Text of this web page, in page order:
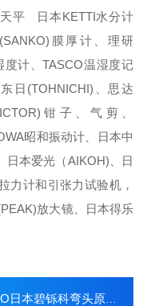
平 日本KETTI水分计
膜厚计、理研
度计、TASCO温湿度记
日(TOHNICHI)、思达
钳子、气剪、
昭和振动计、日本中
日本爱光（AIKOH)、日
力计和引张力试验机，
放大镜、日本得乐
弯头原装新品JSGC3-M5A-C